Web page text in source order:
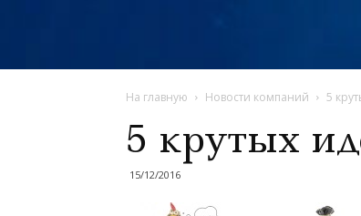
На главную Новости компаний 5
5 крутых
15/12/2016